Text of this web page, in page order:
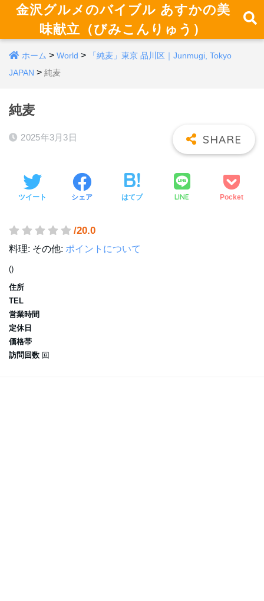
金沢グルメのバイブル あすかの美
味献立（びみこんりゅう）
ホーム > World >
「純麦」東京 品川区｜Junmugi, Tokyo
JAPAN > 純麦
純麦
2025年3月3日
ツイート シェア はてブ LINE Pocket
/20.0
料理: その他: ポイントについて
()
住所
TEL
営業時間
定休日
価格帯
訪問回数 回